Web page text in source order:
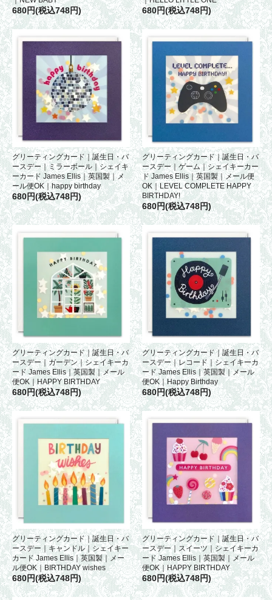
680円(税込748円) 680円(税込748円)
グリーティングカード｜誕生日・バ
ースデー｜ミラーボール｜シェイキ
ーカード James Ellis｜英国製｜メ
ール便OK｜happy birthday
680円(税込748円)
グリーティングカード｜誕生日・バ
ースデー｜ゲーム｜シェイキーカー
ド James Ellis｜英国製｜メール便
OK｜LEVEL COMPLETE HAPPY
BIRTHDAY!
680円(税込748円)
グリーティングカード｜誕生日・バ
ースデー｜ガーデン｜シェイキーカ
ード James Ellis｜英国製｜メール
便OK｜HAPPY BIRTHDAY
680円(税込748円)
グリーティングカード｜誕生日・バ
ースデー｜レコード｜シェイキーカ
ード James Ellis｜英国製｜メール
便OK｜Happy Birthday
680円(税込748円)
グリーティングカード｜誕生日・バ
ースデー｜キャンドル｜シェイキー
カード James Ellis｜英国製｜メー
ル便OK｜BIRTHDAY wishes
680円(税込748円)
グリーティングカード｜誕生日・バ
ースデー｜スイーツ｜シェイキーカ
ード James Ellis｜英国製｜メール
便OK｜HAPPY BIRTHDAY
680円(税込748円)